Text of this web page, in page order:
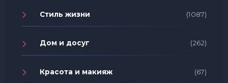
Стиль жизни (1087)
Дом и досуг (262)
Красота и макияж (67)